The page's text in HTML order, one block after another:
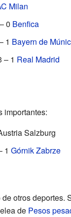
Milan
0 Benfica
1 Bayern de
– 1 Real Madrid
importantes:
Salzburg
1 Górnik Zabrze
otros deportes.
de Pesos